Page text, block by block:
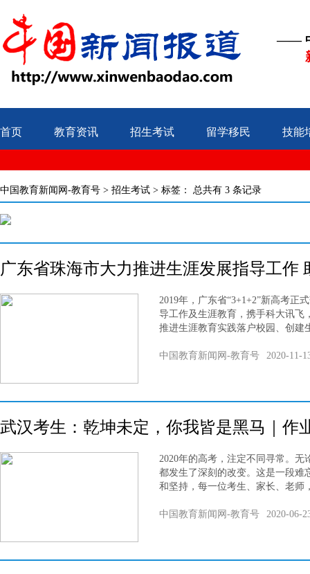
——
首页 教育资讯 招生考试 留学移民 技能
中国教育新闻网-教育号 > 招生考试 > 标签： 总共有 3 条记录
广东省珠海市大力推进生涯发展指导工作
2019年，广东省“3+1+2”新高考正
导工作及生涯教育，携手科大讯飞
推进生涯教育实践落户校园、创建
中国教育新闻网-教育号 2020-11-
武汉考生：乾坤未定，你我皆是黑马｜作
2020年的高考，注定不同寻常。
都发生了深刻的改变。这是一段难
和坚持，每一位考生、家长、老师
中国教育新闻网-教育号 2020-06-